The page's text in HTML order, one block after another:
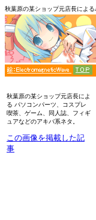
秋葉原の某ショップ元店長によ
秋葉原の某ショップ元店長によ
る パソコンパーツ、コスプレ
喫茶、ゲーム、同人誌、フィギ
ュアなどのアキバ系ネタ。
この画像を掲載した記
事